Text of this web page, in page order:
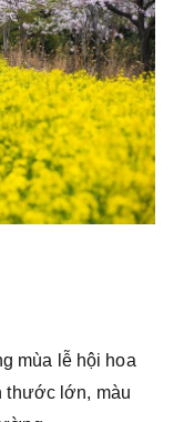
mùa lễ hội hoa
thước lớn, màu